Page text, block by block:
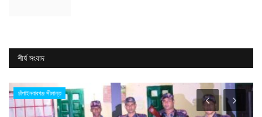
শীর্ষ সংবাদ
চাঁপাইনবাবগঞ্জ সীমান্ত